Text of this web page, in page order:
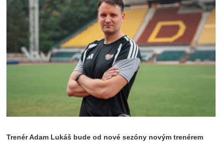
Trenér Adam Lukáš bude od nové sezóny novým trenérem